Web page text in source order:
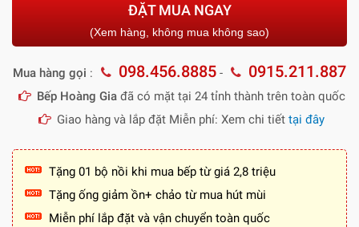
ĐẶT MUA NGAY
(Xem hàng, không mua không sao)
Mua hàng gọi : 098.456.8885 - 0915.211.887
Bếp Hoàng Giađã có mặt tại 24 tỉnh thành trên toàn quốc
Giao hàng và lắp đặt Miễn phí: Xem chi tiết tại đây
Tặng 01 bộ nồi khi mua bếp từ giá 2,8 triệu
Tặng ống giảm ồn+ chảo từ mua hút mùi
Miễn phí lắp đặt và vận chuyển toàn quốc